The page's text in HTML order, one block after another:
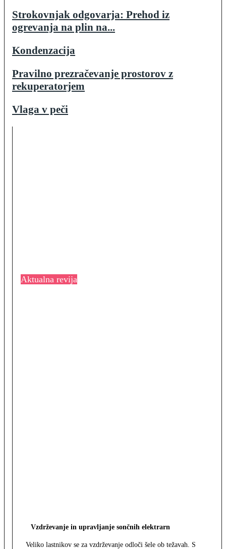
Strokovnjak odgovarja: Prehod iz
ogrevanja na plin na...
Kondenzacija
Pravilno prezračevanje prostorov z
rekuperatorjem
Vlaga v peči
Aktualna revija
Vzdrževanje in upravljanje sončnih elektrarn
Veliko lastnikov se za vzdrževanje odloči šele ob težavah. S